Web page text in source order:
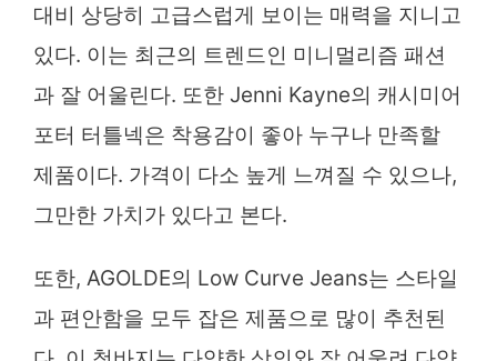
대비 상당히 고급스럽게 보이는 매력을 지니고
있다. 이는 최근의 트렌드인 미니멀리즘 패션
과 잘 어울린다. 또한 Jenni Kayne의 캐시미어
포터 터틀넥은 착용감이 좋아 누구나 만족할
제품이다. 가격이 다소 높게 느껴질 수 있으나,
그만한 가치가 있다고 본다.
또한, AGOLDE의 Low Curve Jeans는 스타일
과 편안함을 모두 잡은 제품으로 많이 추천된